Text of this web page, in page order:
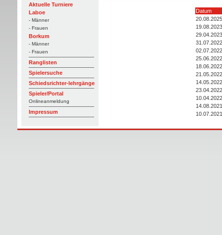
Aktuelle Turniere
Laboe
- Männer
- Frauen
Borkum
- Männer
- Frauen
Ranglisten
Spielersuche
Schiedsrichter-lehrgänge
Spieler/Portal
Onlineanmeldung
Impressum
Datum
20.08.2025
19.08.2023
29.04.2023
31.07.2022
02.07.2022
25.06.2022
18.06.2022
21.05.2022
14.05.2022
23.04.2022
10.04.2022
14.08.2021
10.07.2021